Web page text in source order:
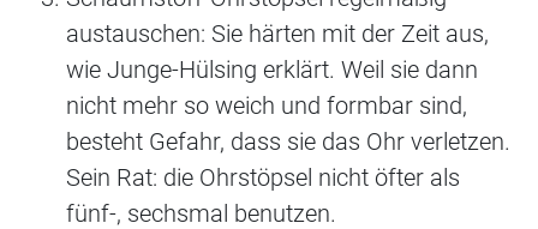
austauschen: Sie härten mit der Zeit aus,
wie Junge-Hülsing erklärt. Weil sie dann
nicht mehr so weich und formbar sind,
besteht Gefahr, dass sie das Ohr verletzen.
Sein Rat: die Ohrstöpsel nicht öfter als
fünf-, sechsmal benutzen.